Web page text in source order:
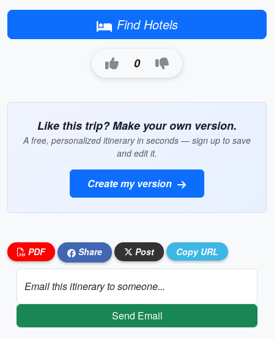
Find Hotels
0
Like this trip? Make your own version.
A free, personalized itinerary in seconds — sign up to save
and edit it.
Create my version
PDF Share Post Copy URL
Email this itinerary to someone...
Send Email